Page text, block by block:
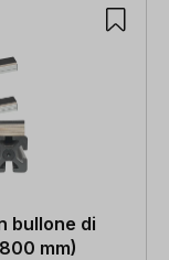
bullone di
mm)